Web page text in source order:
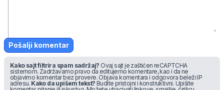
Pošalji komentar
Kako sajt filtrira spam sadržaj? Ovaj sajt je zaštićen reCAPTCHA
sistemom. Zadržavamo pravo da editujemo komentare, kao i da ne
objavimo komentar bez provere. Objava komentara i odgovora beleži IP
adresu. Kako da upišem tekst? Budite pristojni i konstruktivni. Upišite